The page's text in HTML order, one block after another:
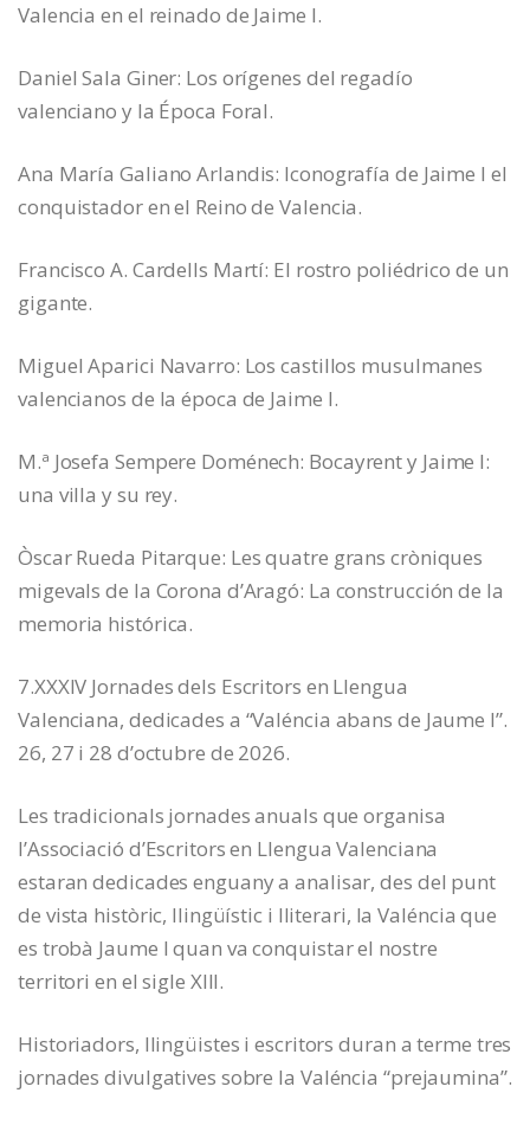
Valencia en el reinado de Jaime I.
Daniel Sala Giner: Los orígenes del regadío
valenciano y la Época Foral.
Ana María Galiano Arlandis: Iconografía de Jaime I el
conquistador en el Reino de Valencia.
Francisco A. Cardells Martí: El rostro poliédrico de un
gigante.
Miguel Aparici Navarro: Los castillos musulmanes
valencianos de la época de Jaime I.
M.ª Josefa Sempere Doménech: Bocayrent y Jaime I:
una villa y su rey.
Òscar Rueda Pitarque: Les quatre grans cròniques
migevals de la Corona d’Aragó: La construcción de la
memoria histórica.
7.XXXIV Jornades dels Escritors en Llengua
Valenciana, dedicades a “Valéncia abans de Jaume I”.
26, 27 i 28 d’octubre de 2026.
Les tradicionals jornades anuals que organisa
l’Associació d’Escritors en Llengua Valenciana
estaran dedicades enguany a analisar, des del punt
de vista històric, llingüístic i lliterari, la Valéncia que
es trobà Jaume I quan va conquistar el nostre
territori en el sigle XIII.
Historiadors, llingüistes i escritors duran a terme tres
jornades divulgatives sobre la Valéncia “prejaumina”.